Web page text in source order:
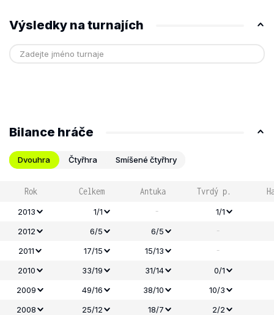
Výsledky na turnajích
Bilance hráče
Dvouhra Čtyřhra Smíšené čtyřhry
Rok Celkem Antuka Tvrdý p.
2013 1/1 -
1/1
2012
6/5 6/5 -
2011 17/15 15/13 -
2010
33/19 31/14 0/1
2009
49/16 38/10
10/3
2008
25/12 18/7 2/2